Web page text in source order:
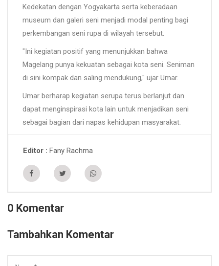
Kedekatan dengan Yogyakarta serta keberadaan
museum dan galeri seni menjadi modal penting bagi
perkembangan seni rupa di wilayah tersebut.
"Ini kegiatan positif yang menunjukkan bahwa
Magelang punya kekuatan sebagai kota seni. Seniman
di sini kompak dan saling mendukung," ujar Umar.
Umar berharap kegiatan serupa terus berlanjut dan
dapat menginspirasi kota lain untuk menjadikan seni
sebagai bagian dari napas kehidupan masyarakat.
Editor Fany Rachma
0 Komentar
Tambahkan Komentar